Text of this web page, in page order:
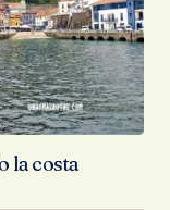
la costa